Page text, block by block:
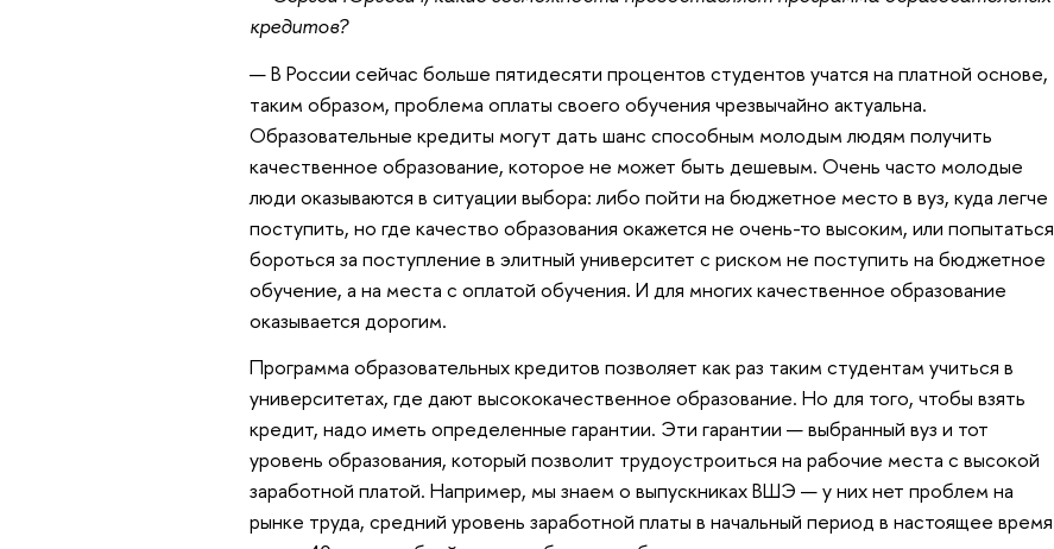
кредитов?
— В России сейчас больше пятидесяти процентов студентов учатся на платной основе,
таким образом, проблема оплаты своего обучения чрезвычайно актуальна.
Образовательные кредиты могут дать шанс способным молодым людям получить
качественное образование, которое не может быть дешевым. Очень часто молодые
люди оказываются в ситуации выбора: либо пойти на бюджетное место в вуз, куда легче
поступить, но где качество образования окажется не очень-то высоким, или попытаться
бороться за поступление в элитный университет с риском не поступить на бюджетное
обучение, а на места с оплатой обучения. И для многих качественное образование
оказывается дорогим.
Программа образовательных кредитов позволяет как раз таким студентам учиться в
университетах, где дают высококачественное образование. Но для того, чтобы взять
кредит, надо иметь определенные гарантии. Эти гарантии — выбранный вуз и тот
уровень образования, который позволит трудоустроиться на рабочие места с высокой
заработной платой. Например, мы знаем о выпускниках ВШЭ — у них нет проблем на
рынке труда, средний уровень заработной платы в начальный период в настоящее время